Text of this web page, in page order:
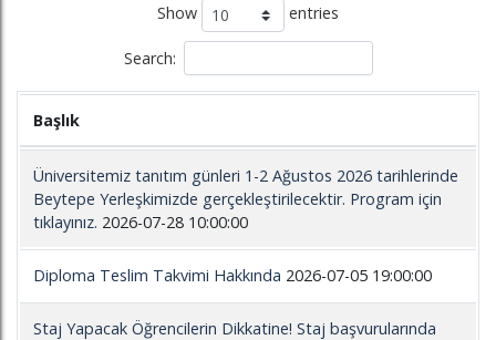
Show entries
Search:
Başlık
Üniversitemiz tanıtım günleri 1-2 Ağustos 2026 tarihlerinde
Beytepe Yerleşkimizde gerçekleştirilecektir. Program için
tıklayınız. 2026-07-28 10:00:00
Diploma Teslim Takvimi Hakkında 2026-07-05 19:00:00
Staj Yapacak Öğrencilerin Dikkatine! Staj başvurularında